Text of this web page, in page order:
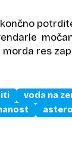
res
voda na